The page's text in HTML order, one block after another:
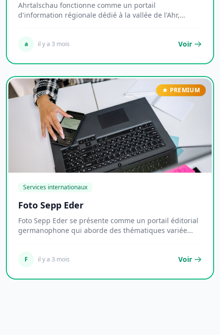
Ahrtalschau fonctionne comme un portail
d'information régionale dédié à la vallée de l'Ahr,
a il y a 3 mois Voir
PREMIUM
Services internationaux
Foto Sepp Eder
Foto Sepp Eder se présente comme un portail éditorial
germanophone qui aborde des thématiques variée...
F il y a 3 mois Voir